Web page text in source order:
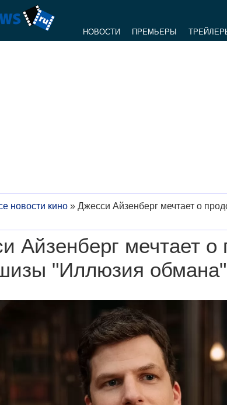
НОВОСТИ ПРЕМЬЕРЫ
новости кино» Джесси Айзенберг мечтает о
Айзенберг мечтает о
"Иллюзия обмана"